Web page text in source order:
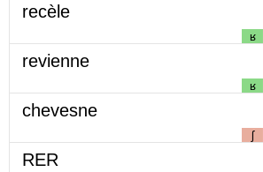
recèle
ʁ
revienne
ʁ
chevesne
ʃ
RER